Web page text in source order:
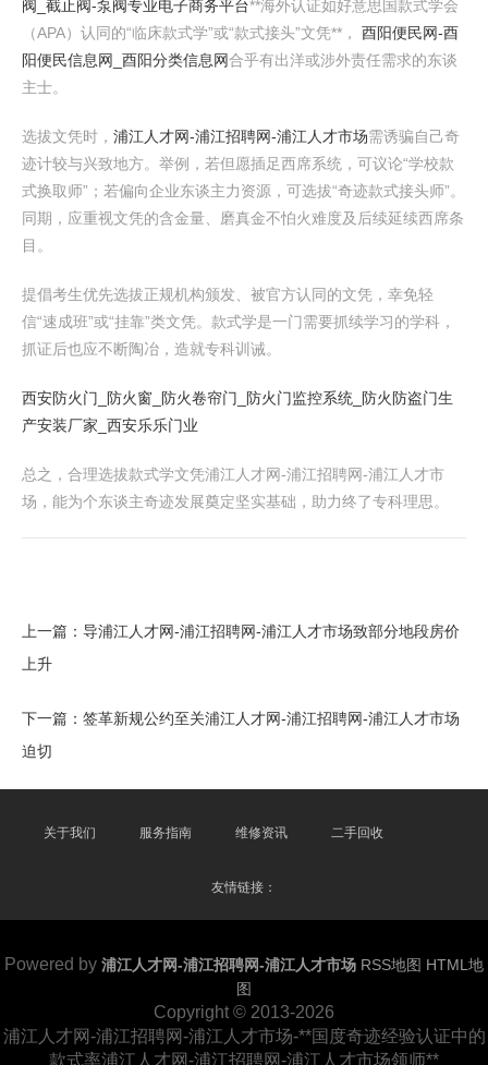
阀_截止阀-泵阀专业电子商务平台**海外认证如好意思国款式学会
（APA）认同的“临床款式学”或“款式接头”文凭**， 酉阳便民网-酉
阳便民信息网_酉阳分类信息网合乎有出洋或涉外责任需求的东谈
主士。
选拔文凭时， 浦江人才网-浦江招聘网-浦江人才市场需诱骗自己奇
迹计较与兴致地方。举例，若但愿插足西席系统，可议论“学校款
式换取师”；若偏向企业东谈主力资源，可选拔“奇迹款式接头师”。
同期，应重视文凭的含金量、磨真金不怕火难度及后续延续西席条
目。
提倡考生优先选拔正规机构颁发、被官方认同的文凭，幸免轻
信“速成班”或“挂靠”类文凭。款式学是一门需要抓续学习的学科，
抓证后也应不断陶冶，造就专科训诫。
西安防火门_防火窗_防火卷帘门_防火门监控系统_防火防盗门生
产安装厂家_西安乐乐门业
总之，合理选拔款式学文凭浦江人才网-浦江招聘网-浦江人才市
场，能为个东谈主奇迹发展奠定坚实基础，助力终了专科理思。
上一篇： 导浦江人才网-浦江招聘网-浦江人才市场致部分地段房价
上升
下一篇： 签革新规公约至关浦江人才网-浦江招聘网-浦江人才市场
迫切
关于我们 服务指南 维修资讯 二手回收
友情链接：
Powered by 浦江人才网-浦江招聘网-浦江人才市场 RSS地图 HTML地
图
Copyright © 2013-2026
浦江人才网-浦江招聘网-浦江人才市场-**国度奇迹经验认证中的
款式率浦江人才网-浦江招聘网-浦江人才市场领师**